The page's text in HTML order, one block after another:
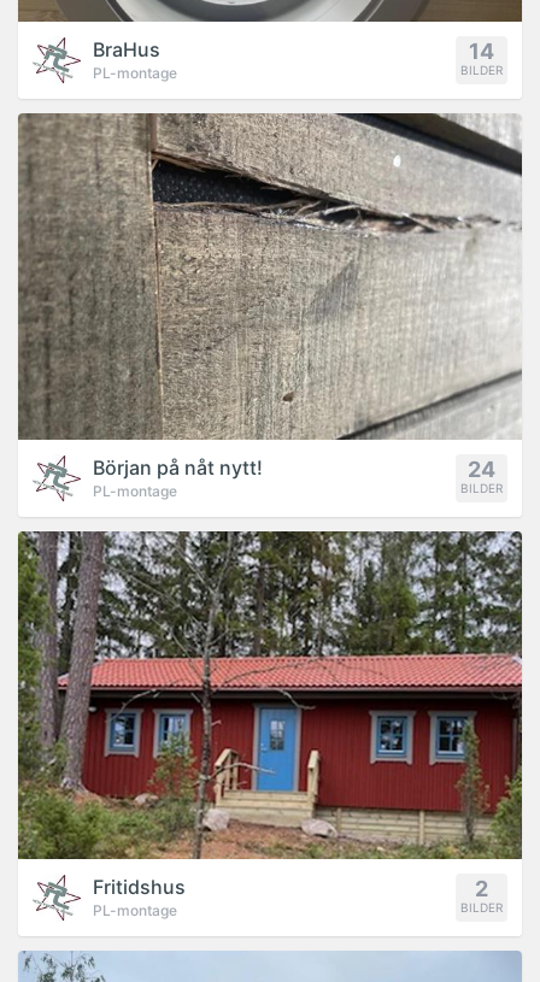
14
BILDER
BraHus
PL-montage
24
BILDER
Början på nåt nytt!
PL-montage
2
BILDER
Fritidshus
PL-montage